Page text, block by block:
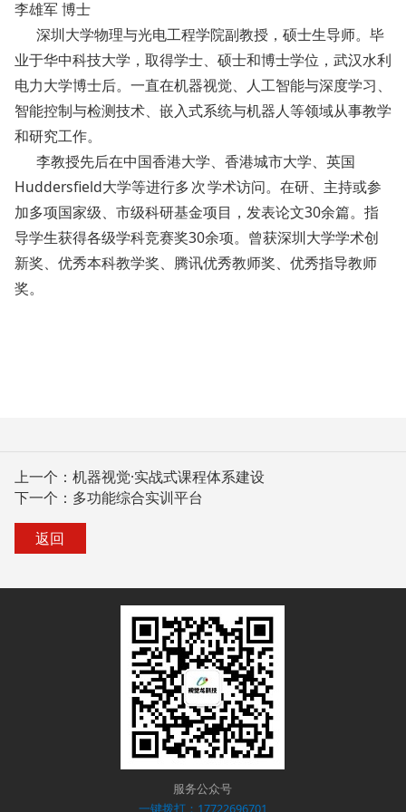
李雄军 博士
深圳大学物理与光电工程学院副教授，硕士生导师。毕
业于华中科技大学，取得学士、硕士和博士学位，武汉水利
电力大学博士后。 一直在机器视觉、人工智能与深度学习、
智能控制与检测技术、嵌入式系统与机器人等领域从事教学
和研究工作。
李教授先后在中国香港大学、香港城市大学、英国
Huddersfield大学等进行多次学术访问。在研、主持或参
加多项国家级、市级科研基金项目，发表论文30余篇。指
导学生获得各级学科竞赛奖30余项。曾获深圳大学学术创
新奖、优秀本科教学奖、腾讯优秀教师奖、优秀指导教师
奖。
上一个： 机器视觉·实战式课程体系建设
下一个： 多功能综合实训平台
返回
服务公众号
一键拨打：17722696701